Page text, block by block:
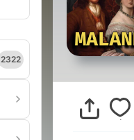
2322